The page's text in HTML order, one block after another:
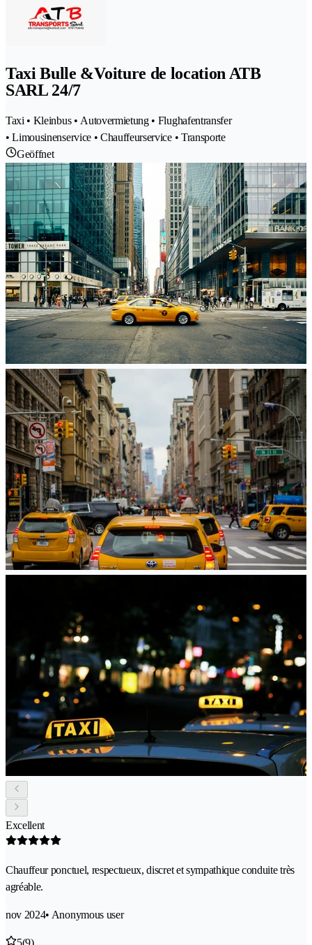
Taxi Bulle &Voiture de location ATB
SARL 24/7
Taxi • Kleinbus • Autovermietung • Flughafentransfer
• Limousinenservice • Chauffeurservice • Transporte
Geöffnet
Excellent
Chauffeur ponctuel, respectueux, discret et sympathique conduite très
agréable.
nov 2024• Anonymous user
5(9)